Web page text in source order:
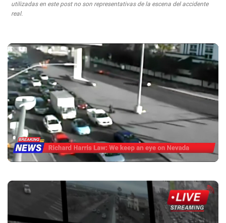
utilizadas en este post no son representativas de la escena del accidente
real.